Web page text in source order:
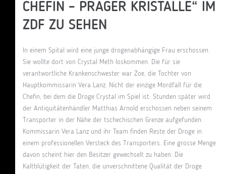
CHEFIN – PRAGER KRISTALLE“ IM
ZDF ZU SEHEN
In einem Spital wird eine junge drogenabhängige Frau erschossen.
Sie wollte dort von Crystal Meth loskommen. Die für sie
verantwortliche Krankenschwester war Zoe, die Tochter von
Hauptkommissarin Vera Lanz. Nicht der einzige Mordfall für die
Chefin, bei dem die Droge Crystal im Spiel ist: Stunden später wird
der Antiquitätenhändler Matthias Arnold erschossen neben seinem
Transporter in der Nähe der tschechischen Grenze aufgefunden.
Kommissarin Vera Lanz und ihr Team finden Reste der Droge in
einem professionellen Versteck des Transporters. Eine grosse Menge
davon scheint hier den Besitzer gewechselt zu haben. Die
Kaltblütigkeit der Taten, die unverschnittene Qualität der Droge